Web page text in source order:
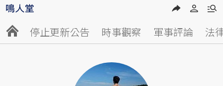
停止更新公告 時事觀察 軍事評論 法